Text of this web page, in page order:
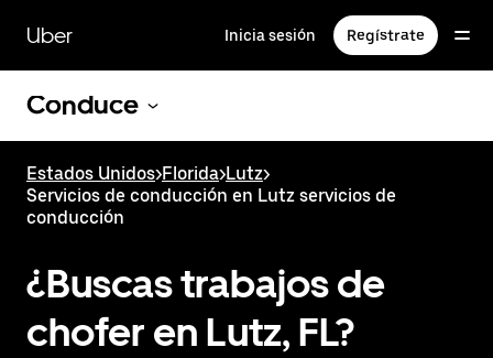
contenido
principal
Uber Inicia sesión Regístrate
Conduce
Estados Unidos>Florida>Lutz>
Servicios de conducción en Lutz servicios de
conducción
¿Buscas trabajos de
chofer en Lutz, FL?